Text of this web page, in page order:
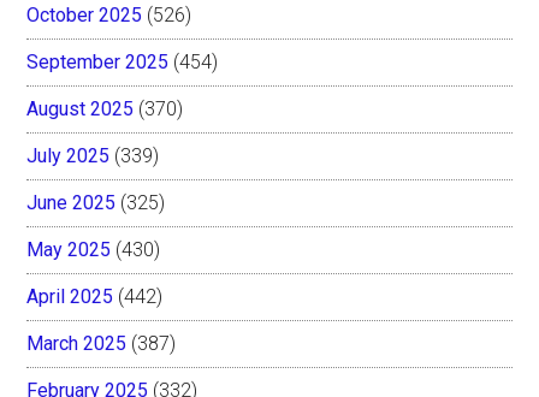
October 2025 (526)
September 2025 (454)
August 2025 (370)
July 2025 (339)
June 2025 (325)
May 2025 (430)
April 2025 (442)
March 2025 (387)
February 2025 (332)